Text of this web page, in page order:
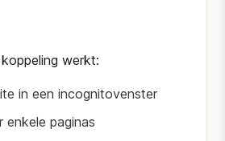
werkt:
in een incognitovenster
enkele paginas